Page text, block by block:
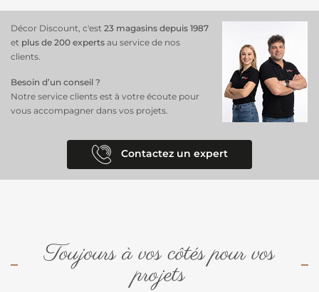
moquette 100% recyclable, permettant un recyclage total après
Décor Discount, c'est 23 magasins depuis 1987
et plus de 200 experts au service de nos
clients.
Besoin d’un conseil ?
Notre service clients est à votre écoute pour
vous accompagner dans vos projets.
Contactez un expert
Toujours à vos côtés pour vos
projets